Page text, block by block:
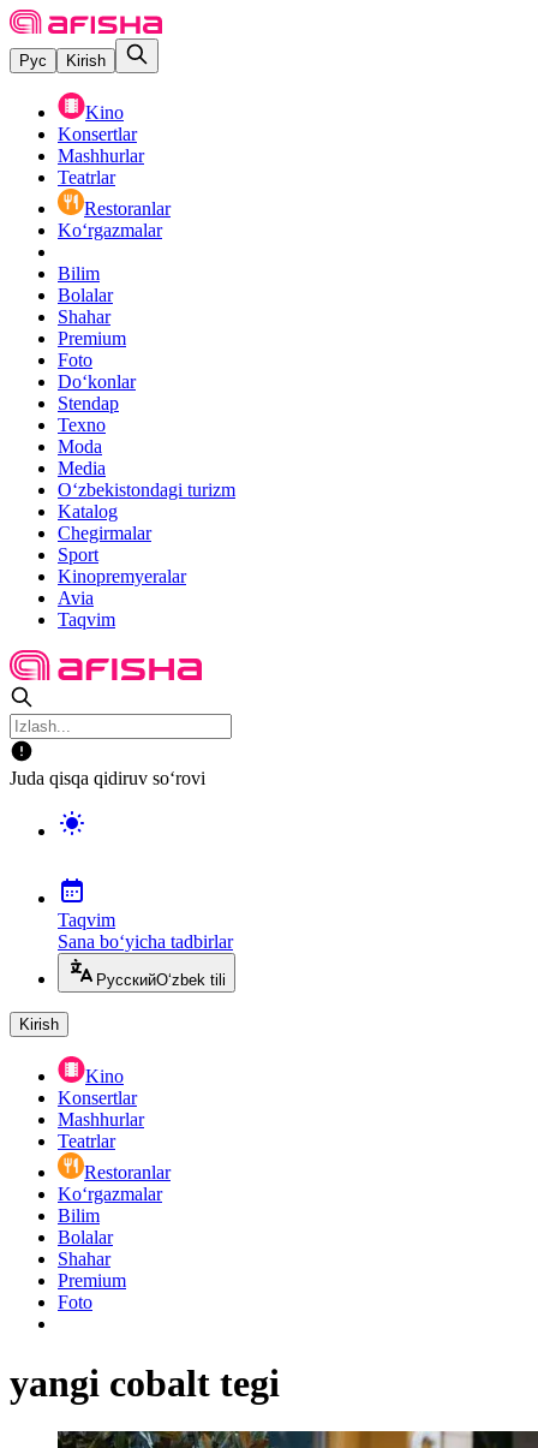
Рус Kirish
Kino
Konsertlar
Mashhurlar
Teatrlar
Restoranlar
Ko‘rgazmalar
Bilim
Bolalar
Shahar
Premium
Foto
Do‘konlar
Stendap
Texno
Moda
Media
O‘zbekistondagi turizm
Katalog
Chegirmalar
Sport
Kinopremyeralar
Avia
Taqvim
Juda qisqa qidiruv so‘rovi
Taqvim
Sana bo‘yicha tadbirlar
РусскийO‘zbek tili
Kirish
Kino
Konsertlar
Mashhurlar
Teatrlar
Restoranlar
Ko‘rgazmalar
Bilim
Bolalar
Shahar
Premium
Foto
yangi cobalt tegi